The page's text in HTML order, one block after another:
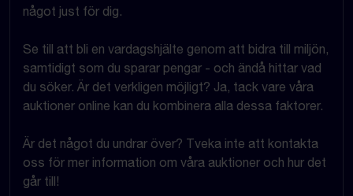
något just för dig.
Se till att bli en vardagshjälte genom att bidra till miljön,
samtidigt som du sparar pengar - och ändå hittar vad
du söker. Är det verkligen möjligt? Ja, tack vare våra
auktioner online kan du kombinera alla dessa faktorer.
Är det något du undrar över? Tveka inte att kontakta
oss för mer information om våra auktioner och hur det
går till!